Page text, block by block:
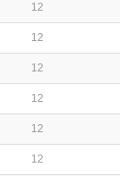
12
12
12
12
12
12